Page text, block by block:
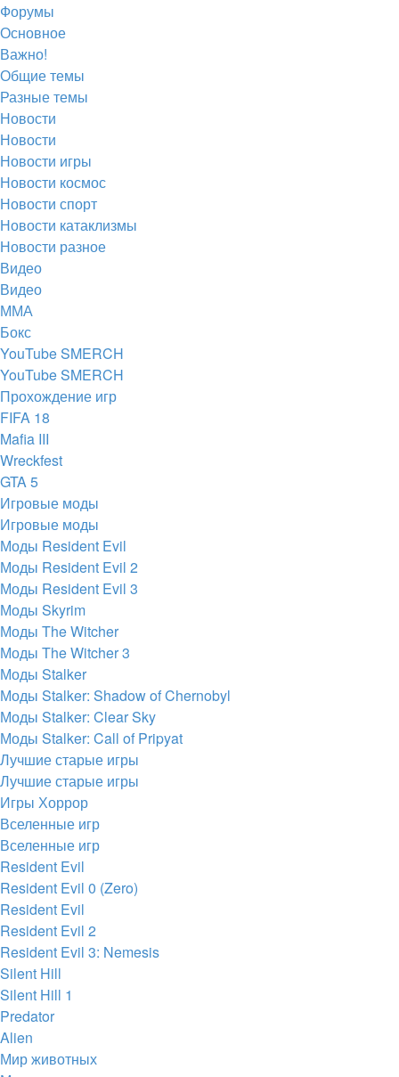
вкладке)
вкладке)
новой
вкладке)
в
новой
вкладке)
(Откроется
в
новой
вкладке)
Форумы
Основное
Важно!
Общие темы
Разные темы
Новости
Новости
Новости игры
Новости космос
Новости спорт
Новости катаклизмы
Новости разное
Видео
Видео
ММА
Бокс
YouTube SMERCH
YouTube SMERCH
Прохождение игр
FIFA 18
Mafia III
Wreckfest
GTA 5
Игровые моды
Игровые моды
Моды Resident Evil
Моды Resident Evil 2
Моды Resident Evil 3
Моды Skyrim
Моды The Witcher
Моды The Witcher 3
Моды Stalker
Моды Stalker: Shadow of Chernobyl
Моды Stalker: Clear Sky
Моды Stalker: Call of Pripyat
Лучшие старые игры
Лучшие старые игры
Игры Хоррор
Вселенные игр
Вселенные игр
Resident Evil
Resident Evil 0 (Zero)
Resident Evil
Resident Evil 2
Resident Evil 3: Nemesis
Silent Hill
Silent Hill 1
Predator
Alien
Мир животных